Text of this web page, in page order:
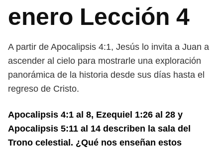
enero Lección 4
A partir de Apocalipsis 4:1, Jesús lo invita a Juan a
ascender al cielo para mostrarle una exploración
panorámica de la historia desde sus días hasta el
regreso de Cristo.
Apocalipsis 4:1 al 8, Ezequiel 1:26 al 28 y
Apocalipsis 5:11 al 14 describen la sala del
Trono celestial. ¿Qué nos enseñan estos